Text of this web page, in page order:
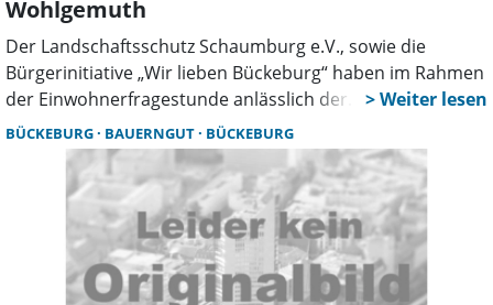
Wohlgemuth
Der Landschaftsschutz Schaumburg e.V., sowie die
Bürgerinitiative „Wir lieben Bückeburg“ haben im Rahmen
der Einwohnerfragestunde anlässlich der
Bauausschusssitzung am 17.11.22, unter der Leitung von
Frau Sandra Schauer-Bolte acht Fragen an die
Ausschussvorsitzende und den Bürgermeister
Wohlgemuth, gerichtet. Da die Fragen weder von der
Vorsitzenden, den Ausschussmitgliedern noch vom
Bürgermeister beantwortet werden konnten, wurde vom
Bürgermeister versichert, in Anwesenheit von 70
BÜCKEBURG BAUERNGUT BÜCKEBURG